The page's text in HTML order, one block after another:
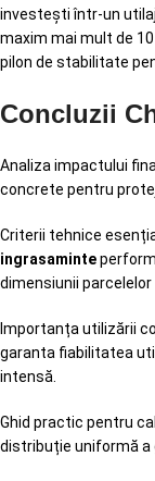
investești într-un
maxim mai mult de
pilon de stabilitate
Concluzii
Analiza impactului
concrete pentru
Criterii tehnice
ingrasaminte
dimensiunii parcelelor
Importanța utilizării
garanta fiabilitatea
intensă.
Ghid practic pentru
distribuție uniformă a